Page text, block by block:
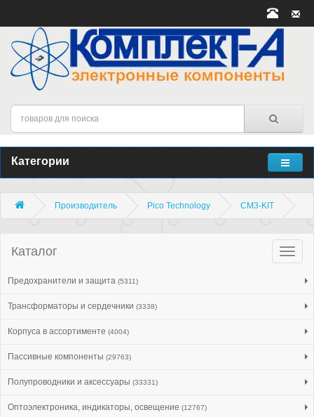
Категории
Производитель Pico Technology CM3-KIT
Каталог
Предохранители и защита (5311)
Трансформаторы и сердечники (3338)
Корпуса в ассортименте (4004)
Пассивные компоненты (29763)
Полупроводники и аксессуары (33331)
Оптоэлектроника, индикаторы, освещение (12767)